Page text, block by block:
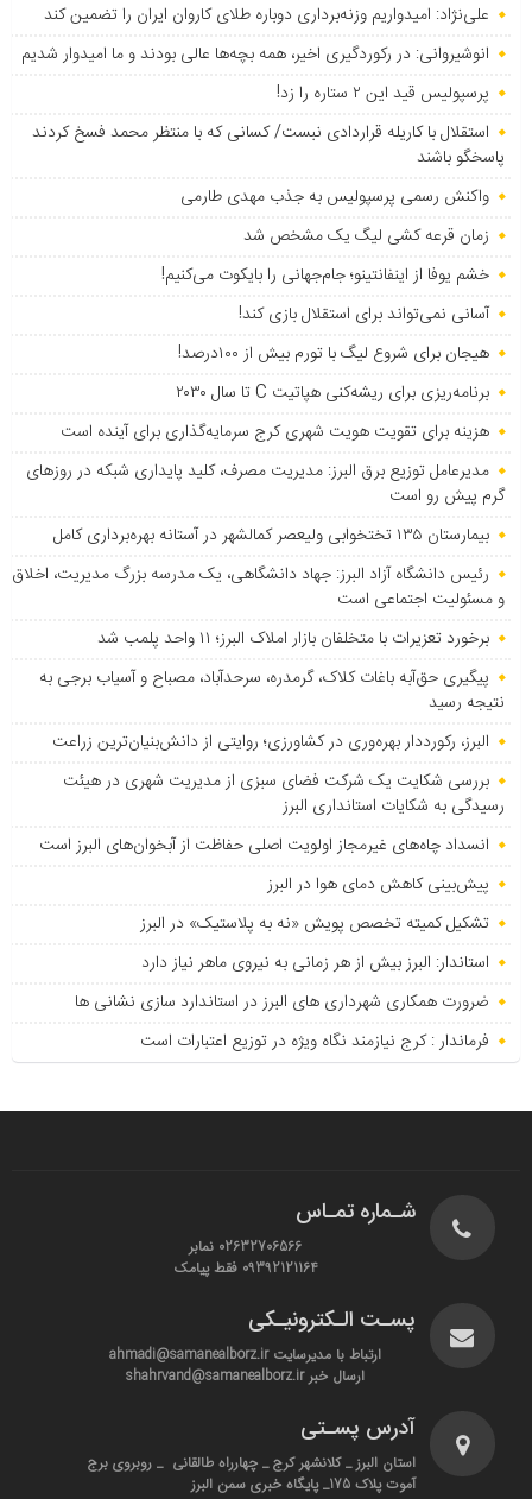
علی‌نژاد: امیدواریم وزنه‌برداری دوباره طلای کاروان ایران را تضمین کند
انوشیروانی: در رکوردگیری اخیر، همه بچه‌ها عالی بودند و ما امیدوار شدیم
پرسپولیس قید این ۲ ستاره را زد!
استقلال با کاریله قراردادی نبست/ کسانی که با منتظر محمد فسخ کردند
پاسخگو باشند
واکنش رسمی پرسپولیس به جذب مهدی طارمی
زمان قرعه کشی لیگ یک مشخص شد
خشم یوفا از اینفانتینو؛ جام‌جهانی را بایکوت می‌کنیم!
آسانی نمی‌تواند برای استقلال بازی کند!
هیجان برای شروع لیگ با تورم بیش از ۱۰۰درصد!
برنامه‌ریزی برای ریشه‌کنی هپاتیت C تا سال ۲۰۳۰
هزینه برای تقویت هویت شهری کرج سرمایه‌گذاری برای آینده است
مدیرعامل توزیع برق البرز: مدیریت مصرف، کلید پایداری شبکه در روزهای
گرم پیش رو است
بیمارستان ۱۳۵ تختخوابی ولیعصر کمالشهر در آستانه بهره‌برداری کامل
رئیس دانشگاه آزاد البرز: جهاد دانشگاهی، یک مدرسه بزرگ مدیریت، اخلاق
و مسئولیت اجتماعی است
برخورد تعزیرات با متخلفان بازار املاک البرز؛ ۱۱ واحد پلمب شد
پیگیری حق‌آبه باغات کلاک، گرمدره، سرحدآباد، مصباح و آسیاب برجی به
نتیجه رسید
البرز، رکورددار بهره‌وری در کشاورزی؛ روایتی از دانش‌بنیان‌ترین زراعت
بررسی شکایت یک شرکت فضای سبزی از مدیریت شهری در هیئت
رسیدگی به شکایات استانداری البرز
انسداد چاه‌های غیرمجاز اولویت اصلی حفاظت از آبخوان‌های البرز است
پیش‌بینی کاهش دمای هوا در البرز
تشکیل کمیته تخصص پویش «نه به پلاستیک» در البرز
استاندار: البرز بیش از هر زمانی به نیروی ماهر نیاز دارد
ضرورت همکاری شهرداری های البرز در استاندارد سازی نشانی ها
فرماندار : کرج نیازمند نگاه ویژه در توزیع اعتبارات است
شـماره تمـاس
02632706566 نمابر
09392121164 فقط پیامک
پسـت الـکترونیـکی
ارتباط با مدیرسایت ahmadi@samanealborz.ir
ارسال خبر shahrvand@samanealborz.ir
آدرس پسـتی
استان البرز _ کلانشهر کرج _ چهارراه طالقانی _ روبروی برج
آموت پلاک 175_ پایگاه خبری سمن البرز